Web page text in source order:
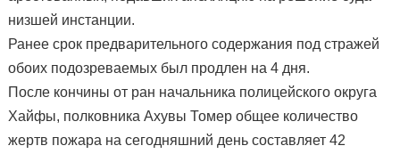
низшей инстанции.
Ранее срок предварительного содержания под стражей
обоих подозреваемых был продлен на 4 дня.
После кончины от ран начальника полицейского округа
Хайфы, полковника Ахувы Томер общее количество
жертв пожара на сегодняшний день составляет 42